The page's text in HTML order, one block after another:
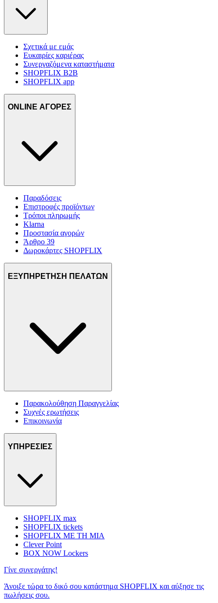
Σχετικά με εμάς
Ευκαιρίες καριέρας
Συνεργαζόμενα καταστήματα
SHOPFLIX B2B
SHOPFLIX app
ONLINE ΑΓΟΡΕΣ
Παραδόσεις
Επιστροφές προϊόντων
Τρόποι πληρωμής
Klarna
Προστασία αγορών
Άρθρο 39
Δωροκάρτες SHOPFLIX
ΕΞΥΠΗΡΕΤΗΣΗ ΠΕΛΑΤΩΝ
Παρακολούθηση Παραγγελίας
Συχνές ερωτήσεις
Επικοινωνία
ΥΠΗΡΕΣΙΕΣ
SHOPFLIX max
SHOPFLIX tickets
SHOPFLIX ΜΕ ΤΗ ΜΙΑ
Clever Point
BOX NOW Lockers
Γίνε συνεργάτης!
Άνοιξε τώρα το δικό σου κατάστημα SHOPFLIX και αύξησε τις
πωλήσεις σου.